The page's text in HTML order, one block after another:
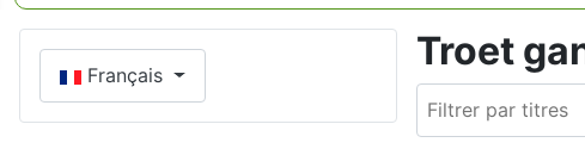
Français
Troet